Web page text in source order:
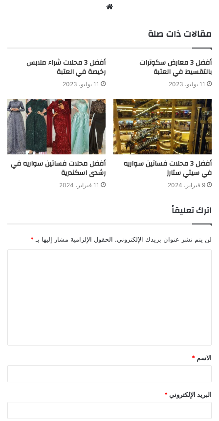
مقالات ذات صلة
أفضل 3 معارض سكوترات
بالتقسيط في العتبة
11 يوليو، 2023
أفضل 3 محلات شراء ملابس
رخيصة في العتبة
11 يوليو، 2023
أفضل 3 محلات فساتين سواريه
في سيتي ستارز
9 فبراير، 2024
أفضل محلات فساتين سواريه في
رشدى اسكندرية
11 فبراير، 2024
اترك تعليقاً
لن يتم نشر عنوان بريدك الإلكتروني. الحقول الإلزامية مشار إليها بـ *
الاسم *
البريد الإلكتروني *